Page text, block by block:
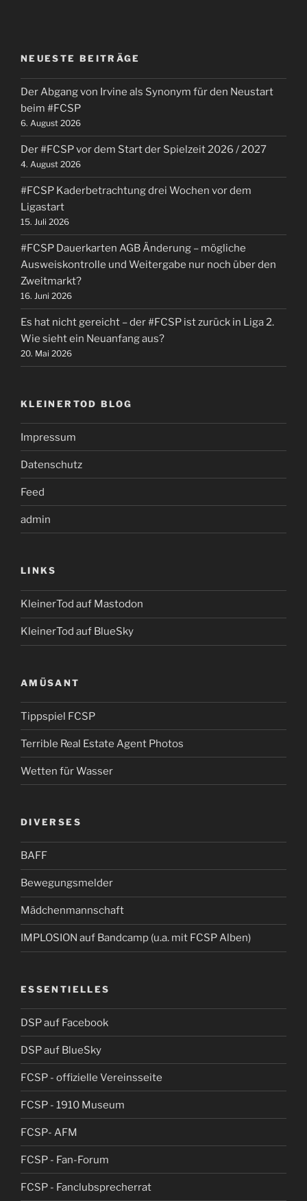
NEUESTE BEITRÄGE
Der Abgang von Irvine als Synonym für den Neustart
beim #FCSP
6. August 2026
Der #FCSP vor dem Start der Spielzeit 2026 / 2027
4. August 2026
#FCSP Kaderbetrachtung drei Wochen vor dem
Ligastart
15. Juli 2026
#FCSP Dauerkarten AGB Änderung – mögliche
Ausweiskontrolle und Weitergabe nur noch über den
Zweitmarkt?
16. Juni 2026
Es hat nicht gereicht – der #FCSP ist zurück in Liga 2.
Wie sieht ein Neuanfang aus?
20. Mai 2026
KLEINERTOD BLOG
Impressum
Datenschutz
Feed
admin
LINKS
KleinerTod auf Mastodon
KleinerTod auf BlueSky
AMÜSANT
Tippspiel FCSP
Terrible Real Estate Agent Photos
Wetten für Wasser
DIVERSES
BAFF
Bewegungsmelder
Mädchenmannschaft
IMPLOSION auf Bandcamp (u.a. mit FCSP Alben)
ESSENTIELLES
DSP auf Facebook
DSP auf BlueSky
FCSP - offizielle Vereinsseite
FCSP - 1910 Museum
FCSP- AFM
FCSP - Fan-Forum
FCSP - Fanclubsprecherrat